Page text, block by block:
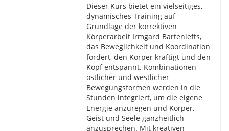
Dieser Kurs bietet ein vielseitiges,
dynamisches Training auf
Grundlage der korrektiven
Körperarbeit Irmgard Bartenieffs,
das Beweglichkeit und Koordination
fördert, den Körper kräftigt und den
Kopf entspannt. Kombinationen
östlicher und westlicher
Bewegungsformen werden in die
Stunden integriert, um die eigene
Energie anzuregen und Körper,
Geist und Seele ganzheitlich
anzusprechen. Mit kreativen